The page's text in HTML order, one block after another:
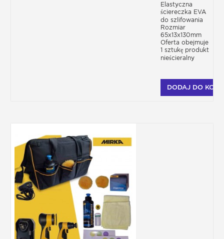
Elastyczna
ściereczka EVA
do szlifowania
Rozmiar
65x13x130mm
Oferta obejmuje
1 sztukę produkt
nieścieralny
DODAJ DO